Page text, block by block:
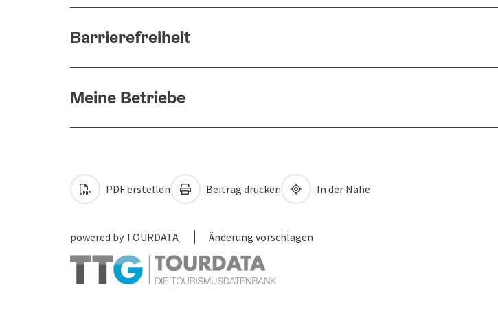
Barrierefreiheit
Meine Betriebe
PDF erstellen Beitrag drucken In der Nähe
powered by TOURDATA Änderung vorschlagen